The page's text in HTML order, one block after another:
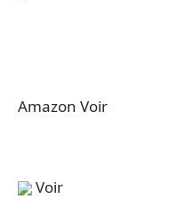
Amazon Voir
Voir